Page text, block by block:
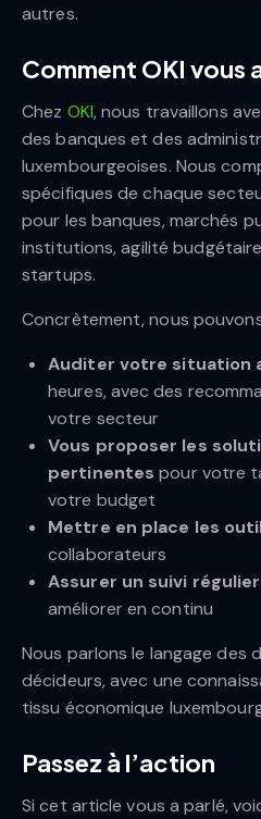
autres.
Comment OKI vous
Chez OKI, nous travaillons
des banques et des
luxembourgeoises. Nous
spécifiques de chaque
pour les banques, marchés
institutions, agilité
startups.
Concrètement, nous
Auditer votre situation
heures, avec des
votre secteur
Vous proposer les
pertinentes pour votre
votre budget
Mettre en place les
collaborateurs
Assurer un suivi régulier
améliorer en continu
Nous parlons le langage des
décideurs, avec une
tissu économique
Passez à l’action
Si cet article vous a parlé,